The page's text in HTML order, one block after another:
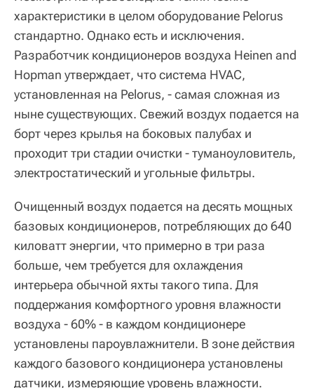
характеристики в целом оборудование Pelorus
стандартно. Однако есть и исключения.
Разработчик кондиционеров воздуха Heinen and
Hopman утверждает, что система HVAC,
установленная на Pelorus, - самая сложная из
ныне существующих. Свежий воздух подается на
борт через крылья на боковых палубах и
проходит три стадии очистки - туманоуловитель,
электростатический и угольные фильтры.
Очищенный воздух подается на десять мощных
базовых кондиционеров, потребляющих до 640
киловатт энергии, что примерно в три раза
больше, чем требуется для охлаждения
интерьера обычной яхты такого типа. Для
поддержания комфортного уровня влажности
воздуха - 60% - в каждом кондиционере
установлены пароувлажнители. В зоне действия
каждого базового кондиционера установлены
датчики, измеряющие уровень влажности.